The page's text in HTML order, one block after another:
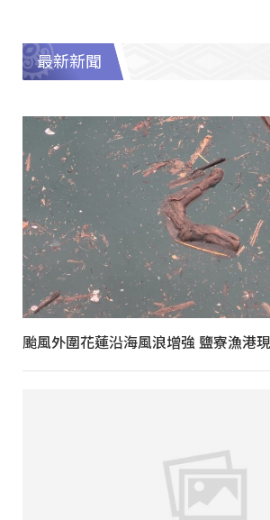
最新新聞
颱風外圍花蓮沿海風浪增強 鹽寮漁港